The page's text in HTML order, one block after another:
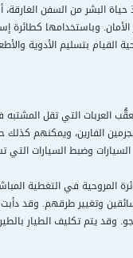
البشر من السفن
وباستخدامها كطائرة
القيام بتسليم الأدوية
العربات التي تقل
الفارين، ويمكنهم
وضبط السيارات التي
المروحية في التغطية
وتغيير طرقهم. وقد
وقد يتم تكليف الطيار